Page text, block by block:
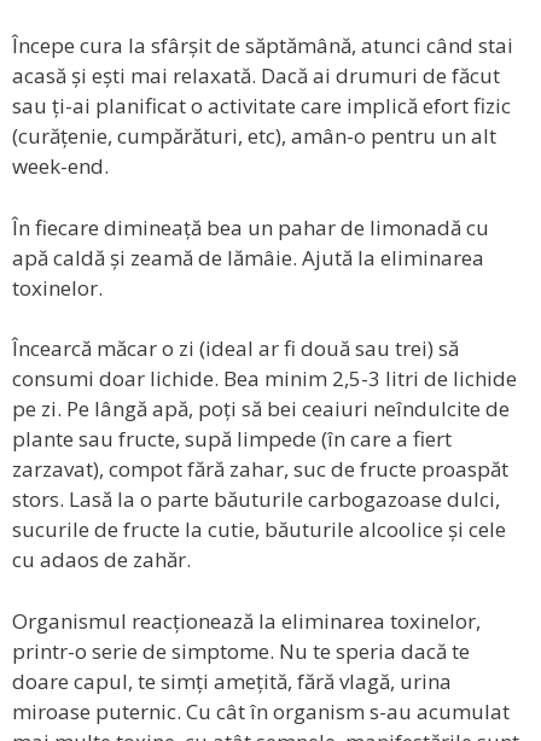
Începe cura la sfârșit de săptămână, atunci când stai
acasă și ești mai relaxată. Dacă ai drumuri de făcut
sau ți-ai planificat o activitate care implică efort fizic
(curățenie, cumpărături, etc), amân-o pentru un alt
week-end.
În fiecare dimineață bea un pahar de limonadă cu
apă caldă și zeamă de lămâie. Ajută la eliminarea
toxinelor.
Încearcă măcar o zi (ideal ar fi două sau trei) să
consumi doar lichide. Bea minim 2,5-3 litri de lichide
pe zi. Pe lângă apă, poți să bei ceaiuri neîndulcite de
plante sau fructe, supă limpede (în care a fiert
zarzavat), compot fără zahar, suc de fructe proaspăt
stors. Lasă la o parte băuturile carbogazoase dulci,
sucurile de fructe la cutie, băuturile alcoolice și cele
cu adaos de zahăr.
Organismul reacționează la eliminarea toxinelor,
printr-o serie de simptome. Nu te speria dacă te
doare capul, te simți amețită, fără vlagă, urina
miroase puternic. Cu cât în organism s-au acumulat